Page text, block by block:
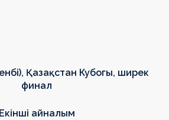
Қазақстан Кубогы, ширек
финал
Екінші айналым